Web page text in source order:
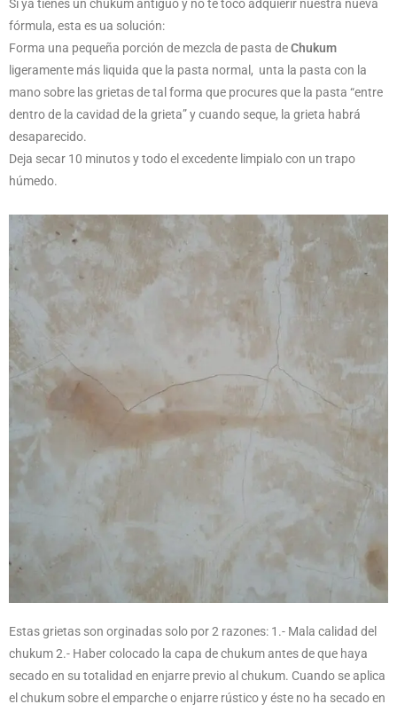
Si ya tienes un chukum antiguo y no te tocó adquierir nuestra nueva
fórmula, esta es ua solución:
Forma una pequeña porción de mezcla de pasta deChukum
ligeramente más liquida que la pasta normal, unta la pasta con la
mano sobre las grietas de tal forma que procures que la pasta “entre
dentro de la cavidad de la grieta” y cuando seque, la grieta habrá
desaparecido.
Deja secar 10 minutos y todo el excedente limpialo con un trapo
húmedo.
Estas grietas son orginadas solo por 2 razones: 1.- Mala calidad del
chukum 2.- Haber colocado la capa de chukum antes de que haya
secado en su totalidad en enjarre previo al chukum. Cuando se aplica
el chukum sobre el emparche o enjarre rústico y éste no ha secado en